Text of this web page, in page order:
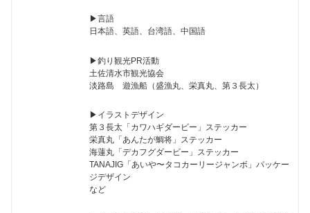
▶︎言語
日本語、英語、台湾語、中国語
▶︎釣り観光PR活動
土佐清水市観光協会
淡路島 遊漁船（盛漁丸、栄真丸、第３長太）
▶︎イラストデザイン
第３長太「カワハギダービー」ステッカー
栄真丸「あんたが鯛将」ステッカー
海蓮丸「デカフグダービー」ステッカー
TANAJIG「あいや〜タコカーリージャンボ」パッケー
ジデザイン
など